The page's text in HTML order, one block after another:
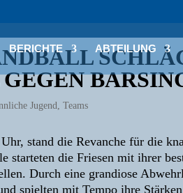
BERICHTE ABTEILUNG
Jugend ,Teams
stand die Revanche für die
die Friesen mit ihrer
Durch eine grandiose
spielten mit Tempo ihre